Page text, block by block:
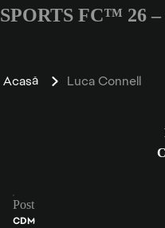
SPORTS FC™ 26 –
Acasă Luca Connell
Post
CDM